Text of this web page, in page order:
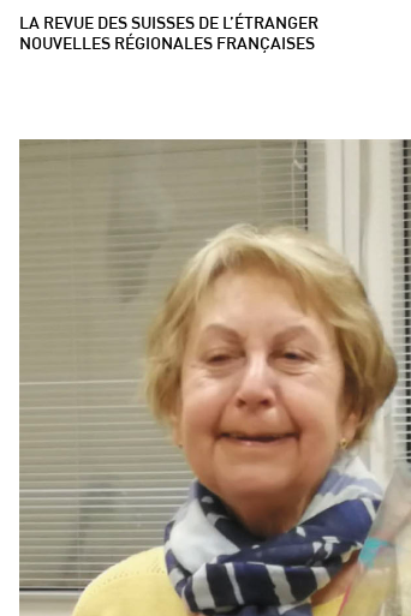
LA REVUE DES SUISSES DE L’ÉTRANGER
NOUVELLES RÉGIONALES FRANÇAISES